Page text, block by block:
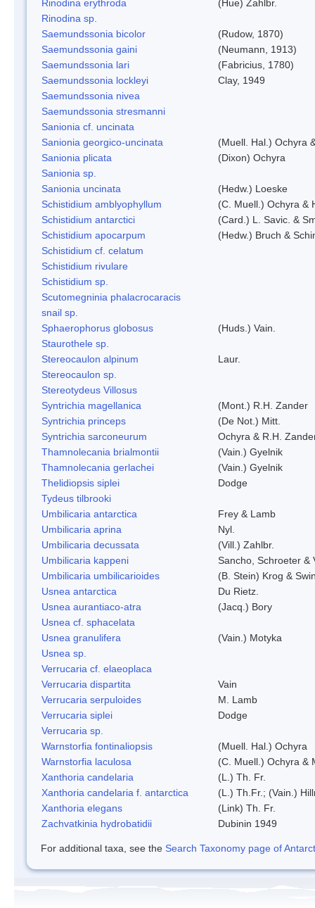
Rinodina erythroda
(Hue) Zahlbr.
Rinodina sp.
Saemundssonia bicolor
(Rudow, 1870)
Saemundssonia gaini
(Neumann, 1913)
Saemundssonia lari
(Fabricius, 1780)
Saemundssonia lockleyi
Clay, 1949
Saemundssonia nivea
Saemundssonia stresmanni
Sanionia cf. uncinata
Sanionia georgico-uncinata
(Muell. Hal.) Ochyra
Sanionia plicata
(Dixon) Ochyra
Sanionia sp.
Sanionia uncinata
(Hedw.) Loeske
Schistidium amblyophyllum
(C. Muell.) Ochyra &
Schistidium antarctici
(Card.) L. Savic. &
Schistidium apocarpum
(Hedw.) Bruch &
Schistidium cf. celatum
Schistidium rivulare
Schistidium sp.
Scutomegninia phalacrocaracis
snail sp.
Sphaerophorus globosus
(Huds.) Vain.
Staurothele sp.
Stereocaulon alpinum
Laur.
Stereocaulon sp.
Stereotydeus Villosus
Syntrichia magellanica
(Mont.) R.H. Zander
Syntrichia princeps
(De Not.) Mitt.
Syntrichia sarconeurum
Ochyra & R.H.
Thamnolecania brialmontii
(Vain.) Gyelnik
Thamnolecania gerlachei
(Vain.) Gyelnik
Thelidiopsis siplei
Dodge
Tydeus tilbrooki
Umbilicaria antarctica
Frey & Lamb
Umbilicaria aprina
Nyl.
Umbilicaria decussata
(Vill.) Zahlbr.
Umbilicaria kappeni
Sancho, Schroeter &
Umbilicaria umbilicarioides
(B. Stein) Krog &
Usnea antarctica
Du Rietz.
Usnea aurantiaco-atra
(Jacq.) Bory
Usnea cf. sphacelata
Usnea granulifera
(Vain.) Motyka
Usnea sp.
Verrucaria cf. elaeoplaca
Verrucaria dispartita
Vain
Verrucaria serpuloides
M. Lamb
Verrucaria siplei
Dodge
Verrucaria sp.
Warnstorfia fontinaliopsis
(Muell. Hal.) Ochyra
Warnstorfia laculosa
(C. Muell.) Ochyra &
Xanthoria candelaria
(L.) Th. Fr.
Xanthoria candelaria f. antarctica
(L.) Th.Fr.; (Vain.)
Xanthoria elegans
(Link) Th. Fr.
Zachvatkinia hydrobatidii
Dubinin 1949
For additional taxa, see the Search Taxonomy page of